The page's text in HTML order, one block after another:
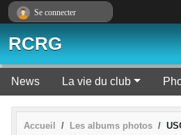
RCRG
News La vie du club
Accueil Les albums photos
Se connecter
Panneau de gestion des cookies